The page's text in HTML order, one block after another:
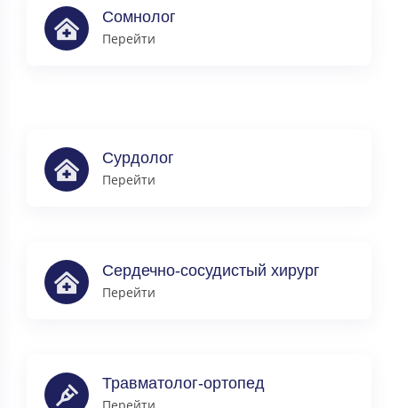
Сомнолог
Перейти
Сурдолог
Перейти
Сердечно-сосудистый хирург
Перейти
Травматолог-ортопед